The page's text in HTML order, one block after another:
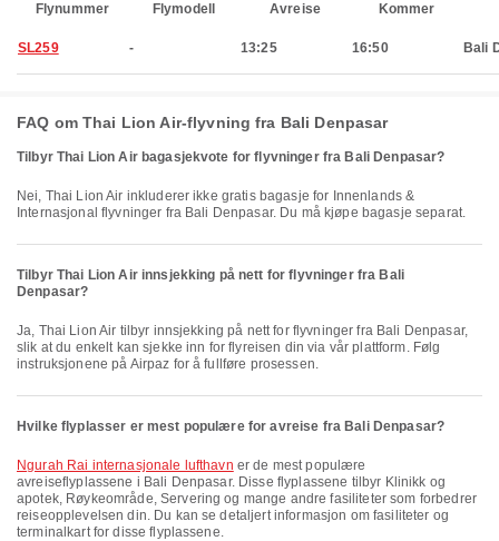
Flynummer Flymodell Avreise Kommer
SL259 - 13:25 16:50 Bali
FAQ om Thai Lion Air-flyvning fra Bali Denpasar
Tilbyr Thai Lion Air bagasjekvote for flyvninger fra Bali Denpasar?
Nei, Thai Lion Air inkluderer ikke gratis bagasje for Innenlands &
Internasjonal flyvninger fra Bali Denpasar. Du må kjøpe bagasje separat.
Tilbyr Thai Lion Air innsjekking på nett for flyvninger fra Bali
Denpasar?
Ja, Thai Lion Air tilbyr innsjekking på nett for flyvninger fra Bali Denpasar,
slik at du enkelt kan sjekke inn for flyreisen din via vår plattform. Følg
instruksjonene på Airpaz for å fullføre prosessen.
Hvilke flyplasser er mest populære for avreise fra Bali Denpasar?
Ngurah Rai internasjonale lufthavn er de mest populære
avreiseflyplassene i Bali Denpasar. Disse flyplassene tilbyr Klinikk og
apotek, Røykeområde, Servering og mange andre fasiliteter som forbedrer
reiseopplevelsen din. Du kan se detaljert informasjon om fasiliteter og
terminalkart for disse flyplassene.